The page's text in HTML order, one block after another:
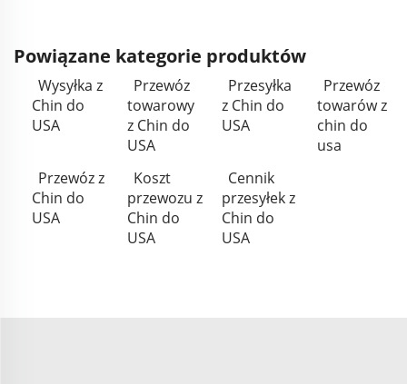
Powiązane kategorie produktów
Wysyłka z
Chin do
USA
Przewóz
towarowy
z Chin do
USA
Przesyłka
z Chin do
USA
Przewóz
towarów z
chin do
usa
Przewóz z
Chin do
USA
Koszt
przewozu z
Chin do
USA
Cennik
przesyłek z
Chin do
USA